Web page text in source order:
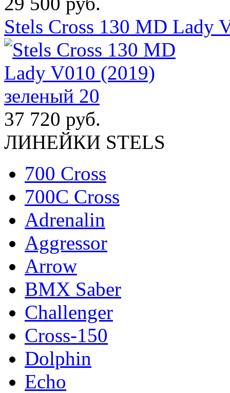
Stels Cross 130 MD Lady
37 720 руб.
ЛИНЕЙКИ STELS
700 Cross
700C Cross
Adrenalin
Aggressor
Arrow
BMX Saber
Challenger
Cross-150
Dolphin
Echo